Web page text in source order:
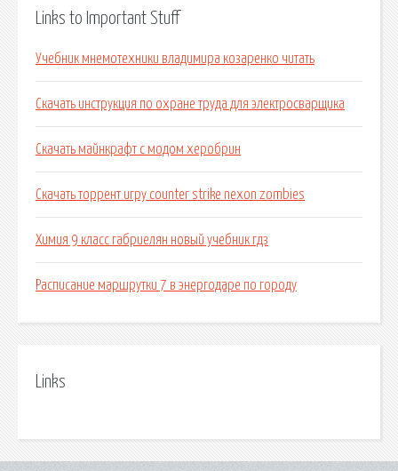
Links to Important Stuff
Учебник мнемотехники владимира козаренко читать
Скачать инструкция по охране труда для электросварщика
Скачать майнкрафт с модом херобрин
Скачать торрент игру counter strike nexon zombies
Химия 9 класс габриелян новый учебник гдз
Расписание маршрутки 7 в энергодаре по городу
Links